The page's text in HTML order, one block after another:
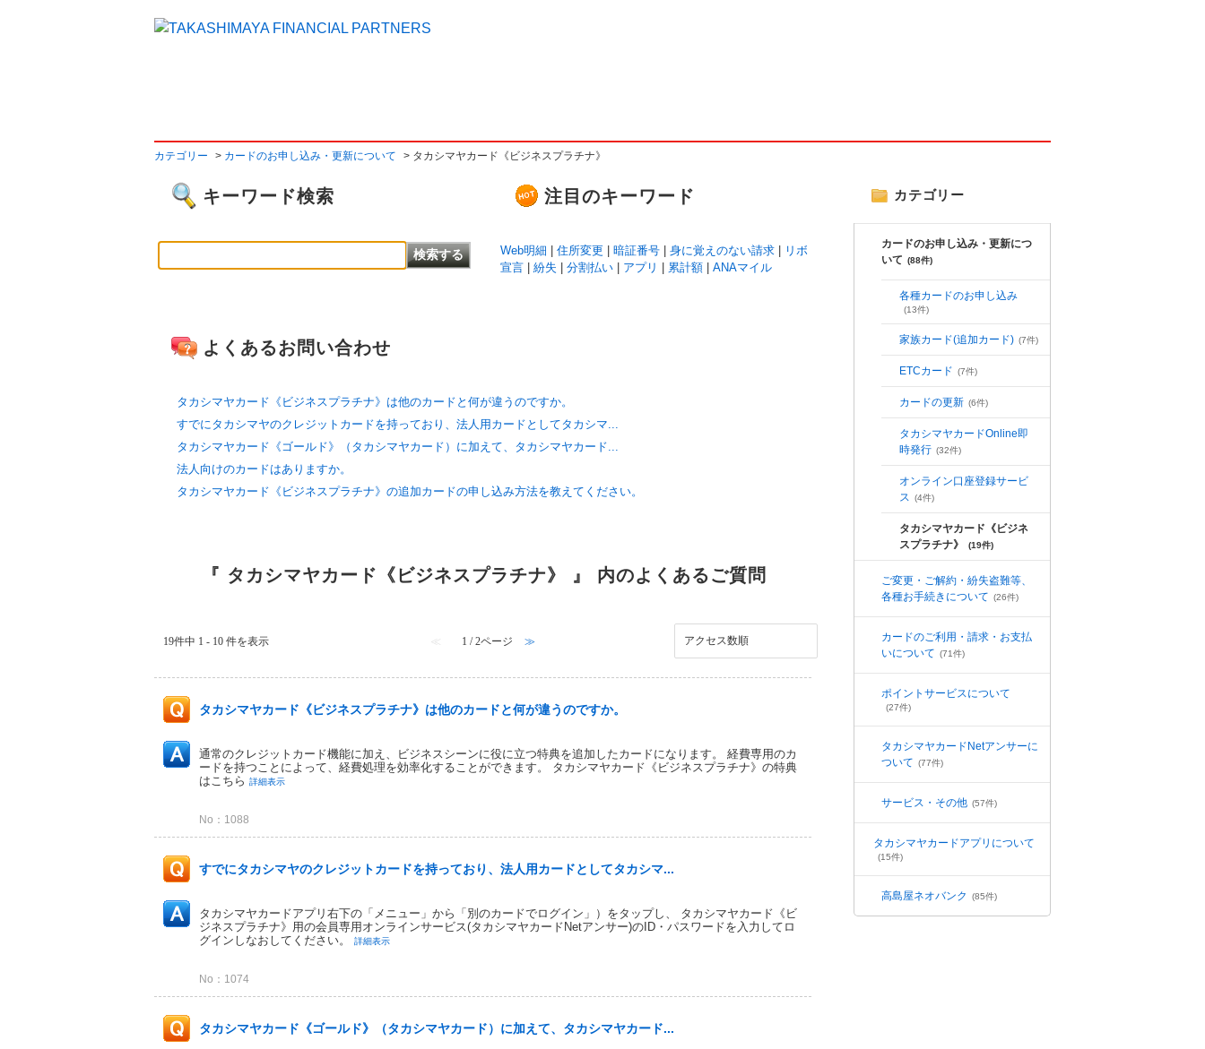
カテゴリー > カードのお申し込み・更新について > タカシマヤカード《ビジネスプラチナ》
カテゴリー
カードのお申し込み・更新につ
いて (88件)
各種カードのお申し込み
(13件)
家族カード(追加カード) (7件)
ETCカード (7件)
カードの更新 (6件)
タカシマヤカードOnline即
時発行 (32件)
オンライン口座登録サービ
ス (4件)
タカシマヤカード《ビジネ
スプラチナ》
(19件)
ご変更・ご解約・紛失盗難等、
各種お手続きについて (26件)
カードのご利用・請求・お支払
いについて (71件)
ポイントサービスについて
(27件)
タカシマヤカードNetアンサーに
ついて (77件)
サービス・その他 (57件)
タカシマヤカードアプリについて
(15件)
高島屋ネオバンク (85件)
キーワード検索 注目のキーワード
Web明細 住所変更 暗証番号 身に覚えのない請求
リボ
宣言
紛失 分割払い アプリ 累計額 ANAマイル
よくあるお問い合わせ
タカシマヤカード《ビジネスプラチナ》は他のカードと何が違うのですか。
すでにタカシマヤのクレジットカードを持っており、法人用カードとしてタカシマ...
タカシマヤカード《ゴールド》（タカシマヤカード）に加えて、タカシマヤカード...
法人向けのカードはありますか。
タカシマヤカード《ビジネスプラチナ》の追加カードの申し込み方法を教えてください。
『 タカシマヤカード《ビジネスプラチナ》 』 内のよくあるご質問
19件中 1 - 10 件を表示 ≪ 1 / 2ページ ≫
タカシマヤカード《ビジネスプラチナ》は他のカードと何が違うのですか。
通常のクレジットカード機能に加え、ビジネスシーンに役に立つ特典を追加したカードになります。 経費専用のカ
ードを持つことによって、経費処理を効率化することができます。 タカシマヤカード《ビジネスプラチナ》の特典
はこちら 詳細表示
No：1088
すでにタカシマヤのクレジットカードを持っており、法人用カードとしてタカシマ...
タカシマヤカードアプリ右下の「メニュー」から「別のカードでログイン」）をタップし、 タカシマヤカード《ビ
ジネスプラチナ》用の会員専用オンラインサービス(タカシマヤカードNetアンサー)のID・パスワードを入力してロ
グインしなおしてください。
詳細表示
No：1074
タカシマヤカード《ゴールド》（タカシマヤカード）に加えて、タカシマヤカード...